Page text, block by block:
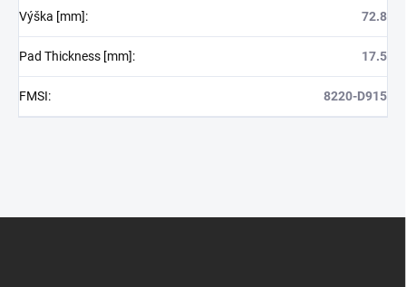
Výška [mm]: 72.8
Pad Thickness [mm]: 17.5
FMSI: 8220-D915